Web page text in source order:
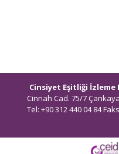
Cinsiyet Eşitliği İzleme
Cinnah Cad. 75/7
Tel: +90 312 440 04 84